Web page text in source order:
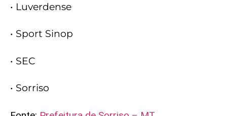
• Luverdense
• Sport Sinop
• SEC
• Sorriso